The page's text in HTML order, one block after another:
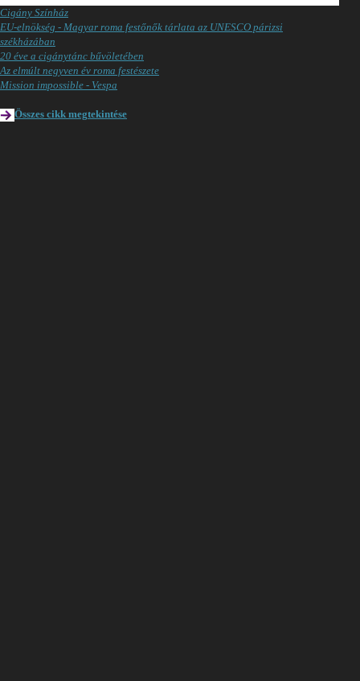
Cigány Színház
EU-elnökség - Magyar roma festőnők tárlata az UNESCO párizsi
székházában
20 éve a cigánytánc bűvöletében
Az elmúlt negyven év roma festészete
Mission impossible - Vespa
Összes cikk megtekintése